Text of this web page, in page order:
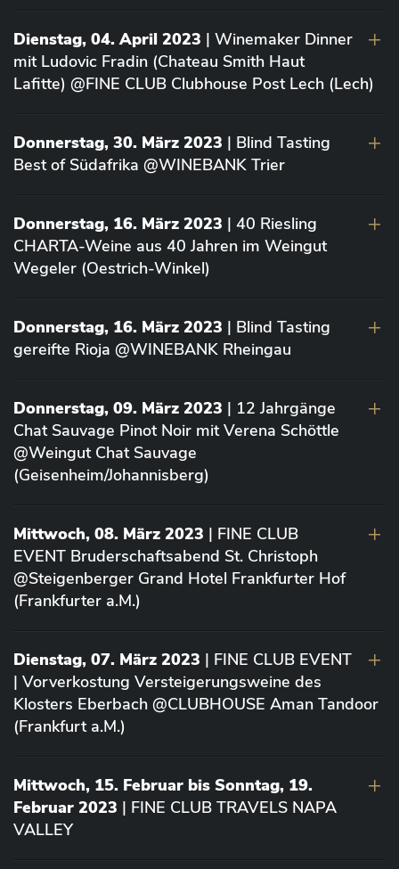
Dienstag, 04. April 2023 | Winemaker Dinner
mit Ludovic Fradin (Chateau Smith Haut
Lafitte) @FINE CLUB Clubhouse Post Lech (Lech)
Donnerstag, 30. März 2023 | Blind Tasting
Best of Südafrika @WINEBANK Trier
Donnerstag, 16. März 2023 | 40 Riesling
CHARTA-Weine aus 40 Jahren im Weingut
Wegeler (Oestrich-Winkel)
Donnerstag, 16. März 2023 | Blind Tasting
gereifte Rioja @WINEBANK Rheingau
Donnerstag, 09. März 2023 | 12 Jahrgänge
Chat Sauvage Pinot Noir mit Verena Schöttle
@Weingut Chat Sauvage
(Geisenheim/Johannisberg)
Mittwoch, 08. März 2023 | FINE CLUB
EVENT Bruderschaftsabend St. Christoph
@Steigenberger Grand Hotel Frankfurter Hof
(Frankfurter a.M.)
Dienstag, 07. März 2023 | FINE CLUB EVENT
| Vorverkostung Versteigerungsweine des
Klosters Eberbach @CLUBHOUSE Aman Tandoor
(Frankfurt a.M.)
Mittwoch, 15. Februar bis Sonntag, 19.
Februar 2023 | FINE CLUB TRAVELS NAPA
VALLEY